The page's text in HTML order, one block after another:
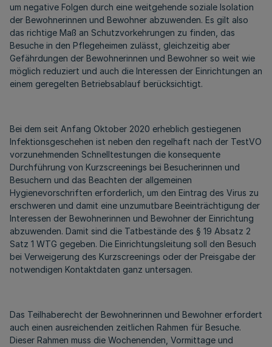
um negative Folgen durch eine weitgehende soziale Isolation
der Bewohnerinnen und Bewohner abzuwenden. Es gilt also
das richtige Maß an Schutzvorkehrungen zu finden, das
Besuche in den Pflegeheimen zulässt, gleichzeitig aber
Gefährdungen der Bewohnerinnen und Bewohner so weit wie
möglich reduziert und auch die Interessen der Einrichtungen an
einem geregelten Betriebsablauf berücksichtigt.
Bei dem seit Anfang Oktober 2020 erheblich gestiegenen
Infektionsgeschehen ist neben den regelhaft nach der TestVO
vorzunehmenden Schnelltestungen die konsequente
Durchführung von Kurzscreenings bei Besucherinnen und
Besuchern und das Beachten der allgemeinen
Hygienevorschriften erforderlich, um den Eintrag des Virus zu
erschweren und damit eine unzumutbare Beeinträchtigung der
Interessen der Bewohnerinnen und Bewohner der Einrichtung
abzuwenden. Damit sind die Tatbestände des § 19 Absatz 2
Satz 1 WTG gegeben. Die Einrichtungsleitung soll den Besuch
bei Verweigerung des Kurzscreenings oder der Preisgabe der
notwendigen Kontaktdaten ganz untersagen.
Das Teilhaberecht der Bewohnerinnen und Bewohner erfordert
auch einen ausreichenden zeitlichen Rahmen für Besuche.
Dieser Rahmen muss die Wochenenden, Vormittage und